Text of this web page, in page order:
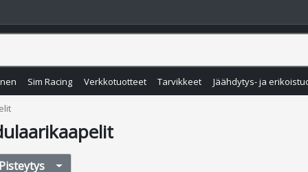
Sim Racing Verkkotuotteet Tarvikkeet Jäähdytys- ja
Pisteytys